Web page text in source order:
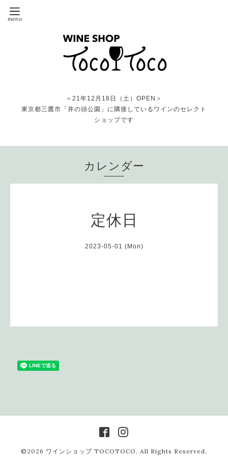
＜21年12月18日（土）OPEN＞
東京都三鷹市「井の頭公園」に隣接しているワインのセレクト
ショップです
カレンダー
定休日
2023-05-01 (Mon)
©2026 ワインショップ TOCOTOCO . All Rights Reserved.